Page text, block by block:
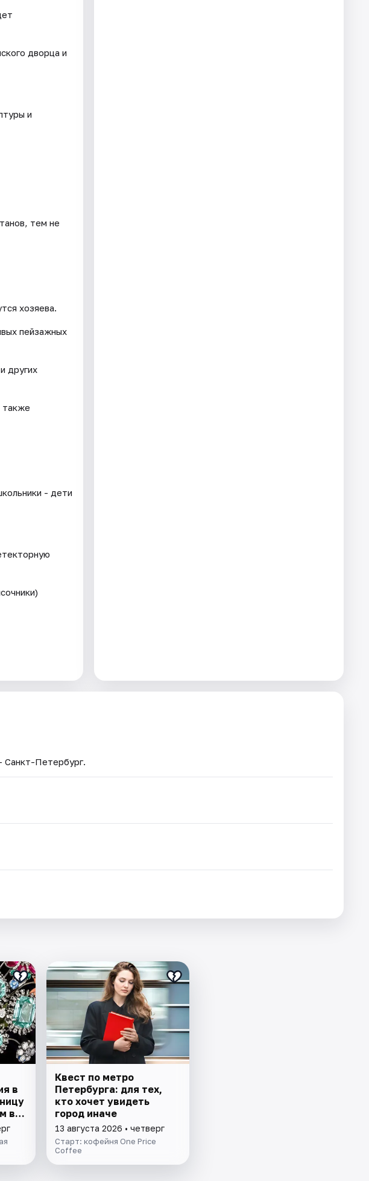
дворца и
и
тем не
хозяева.
пейзажных
других
также
- дети
Санкт-Петербург.
в
в
Квест по метро
Петербурга: для тех,
кто хочет увидеть
город иначе
13 августа 2026 • четверг
Старт: кофейня One Price
Coffee